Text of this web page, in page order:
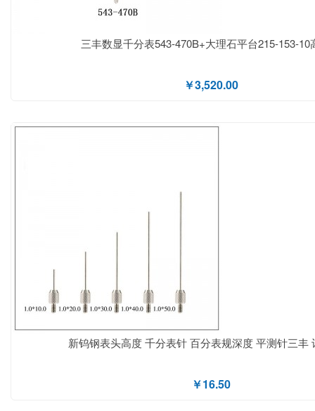
三丰数显千分表543-470B+大理石平台215-153-10
￥3,520.00
新钨钢表头高度 千分表针 百分表规深度 平测针三丰
￥16.50